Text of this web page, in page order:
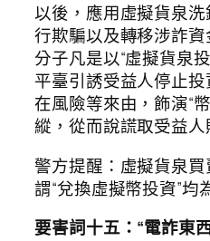
以後，應用虛擬貨泉
行欺騙以及轉移涉詐
分子凡是以“虛擬貨泉
平臺引誘受益人停止
在風險等來由，飾演“
縱，從而說謊取受益人
警方提醒：虛擬貨泉
謂“兌換虛擬幣投資”均
要害詞十五：“電詐東